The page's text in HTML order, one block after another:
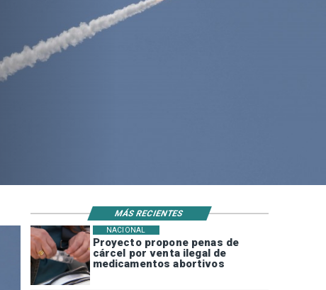
Proyecto propone penas de
cárcel por venta ilegal de
medicamentos abortivos
NACIONAL
MÁS RECIENTES